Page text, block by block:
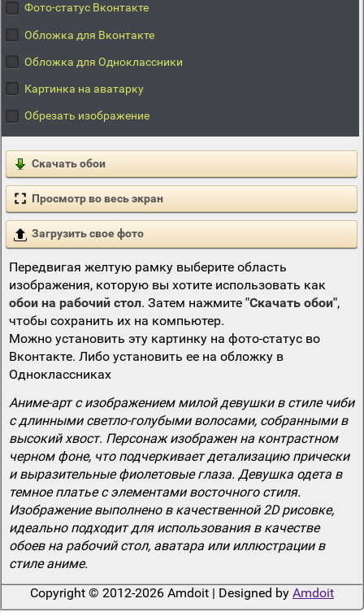
Фото-статус Вконтакте
Обложка для Вконтакте
Обложка для Одноклассники
Картинка на аватарку
Обрезать изображение
Скачать обои
Просмотр во весь экран
Загрузить свое фото
Передвигая желтую рамку выберите область
изображения, которую вы хотите использовать как
обои на рабочий стол. Затем нажмите "Скачать обои",
чтобы сохранить их на компьютер.
Можно установить эту картинку на фото-статус во
Вконтакте. Либо установить ее на обложку в
Одноклассниках
Аниме-арт с изображением милой девушки в стиле чиби
с длинными светло-голубыми волосами, собранными в
высокий хвост. Персонаж изображен на контрастном
черном фоне, что подчеркивает детализацию прически
и выразительные фиолетовые глаза. Девушка одета в
темное платье с элементами восточного стиля.
Изображение выполнено в качественной 2D рисовке,
идеально подходит для использования в качестве
обоев на рабочий стол, аватара или иллюстрации в
стиле аниме.
Copyright © 2012-2026 Amdoit | Designed by Amdoit